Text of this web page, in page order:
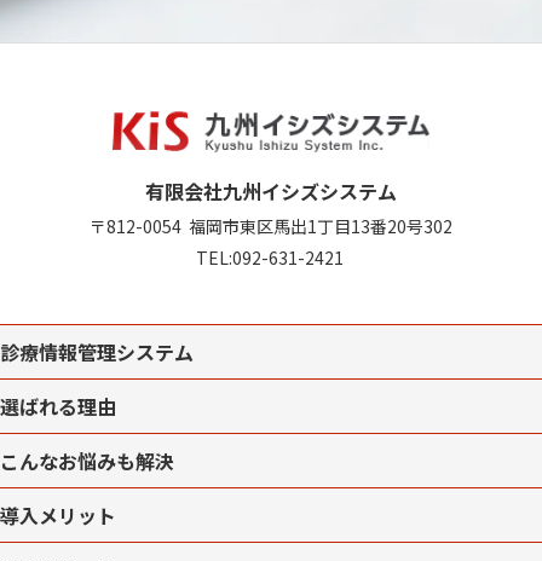
有限会社九州イシズシステム
〒812-0054 福岡市東区馬出1丁目13番20号302
TEL:092-631-2421
診療情報管理システム
選ばれる理由
こんなお悩みも解決
導入メリット